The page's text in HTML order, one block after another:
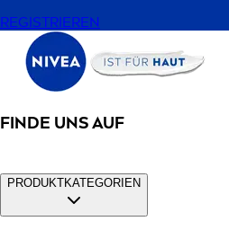
REGISTRIEREN
FINDE UNS AUF
PRODUKTKATEGORIEN